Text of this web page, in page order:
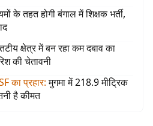
के तहत होगी बंगाल में शिक्षक भर्ती,
क्षेत्र में बन रहा कम दबाव का
की चेतावनी
का प्रहार: मुगमा में 218.9 मीट्रिक
है कीमत